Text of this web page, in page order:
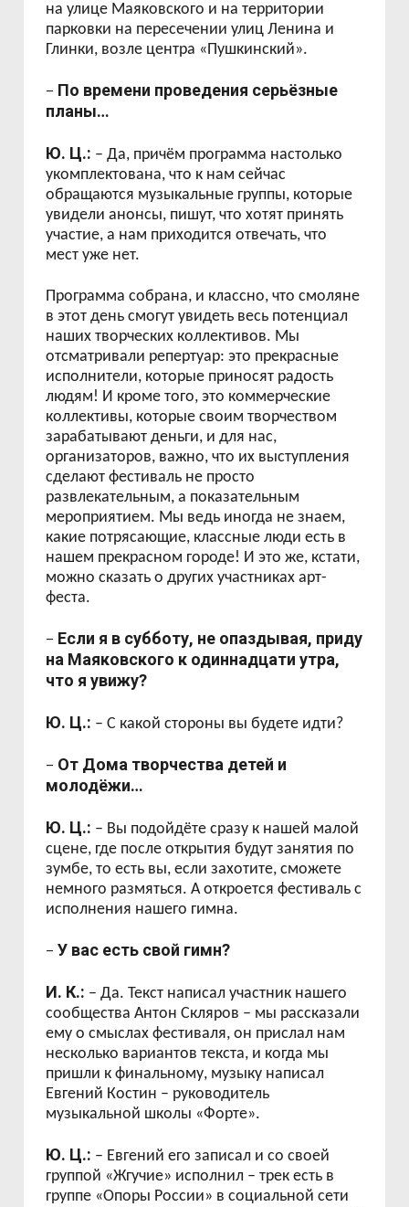
на улице Маяковского и на территории
парковки на пересечении улиц Ленина и
Глинки, возле центра «Пушкинский».
– По времени проведения серьёзные
планы…
Ю. Ц.: – Да, причём программа настолько
укомплектована, что к нам сейчас
обращаются музыкальные группы, которые
увидели анонсы, пишут, что хотят принять
участие, а нам приходится отвечать, что
мест уже нет.
Программа собрана, и классно, что смоляне
в этот день смогут увидеть весь потенциал
наших творческих коллективов. Мы
отсматривали репертуар: это прекрасные
исполнители, которые приносят радость
людям! И кроме того, это коммерческие
коллективы, которые своим творчеством
зарабатывают деньги, и для нас,
организаторов, важно, что их выступления
сделают фестиваль не просто
развлекательным, а показательным
мероприятием. Мы ведь иногда не знаем,
какие потрясающие, классные люди есть в
нашем прекрасном городе! И это же, кстати,
можно сказать о других участниках арт-
феста.
– Если я в субботу, не опаздывая, приду
на Маяковского к одиннадцати утра,
что я увижу?
Ю. Ц.: – С какой стороны вы будете идти?
– От Дома творчества детей и
молодёжи…
Ю. Ц.: – Вы подойдёте сразу к нашей малой
сцене, где после открытия будут занятия по
зумбе, то есть вы, если захотите, сможете
немного размяться. А откроется фестиваль с
исполнения нашего гимна.
–У вас есть свой гимн?
И. К.: – Да. Текст написал участник нашего
сообщества Антон Скляров – мы рассказали
ему о смыслах фестиваля, он прислал нам
несколько вариантов текста, и когда мы
пришли к финальному, музыку написал
Евгений Костин – руководитель
музыкальной школы «Форте».
Ю. Ц.: – Евгений его записал и со своей
группой «Жгучие» исполнил – трек есть в
группе «Опоры России» в социальной сети